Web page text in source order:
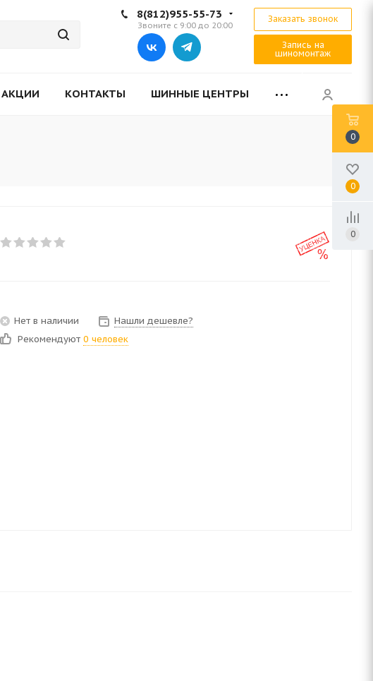
8(812)955-55-73
Звоните с 9:00 до 20:00
Заказать звонок
Запись на
шиномонтаж
АКЦИИ КОНТАКТЫ ШИННЫЕ ЦЕНТРЫ
Нет в наличии
Нашли дешевле?
Рекомендуют 0 человек
0
0
0